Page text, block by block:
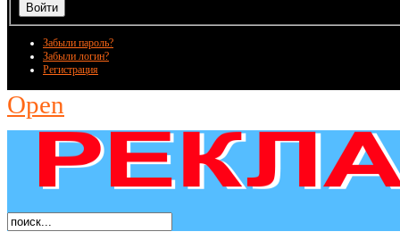
Забыли пароль?
Забыли логин?
Регистрация
Open